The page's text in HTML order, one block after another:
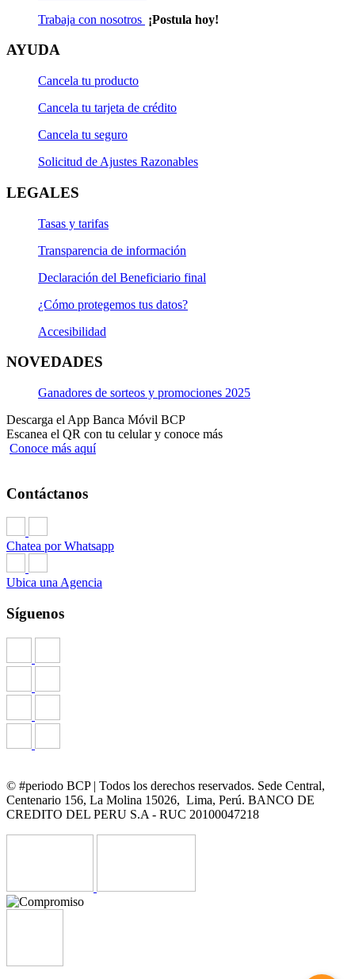
En 12 años
S/824.60
Ver detalle
En 16 años
S/824.60
Ver detalle
Trabaja con nosotros ¡Postula hoy!
AYUDA
Cancela tu producto
Cancela tu tarjeta de crédito
Cancela tu seguro
Solicitud de Ajustes Razonables
LEGALES
Tasas y tarifas
Transparencia de información
Declaración del Beneficiario final
¿Cómo protegemos tus datos?
Accesibilidad
NOVEDADES
Ganadores de sorteos y promociones 2025
Descarga el App Banca Móvil BCP
Escanea el QR con tu celular y conoce más
Conoce más aquí
Contáctanos
Chatea por Whatsapp
Ubica una Agencia
Síguenos
© #periodo BCP | Todos los derechos reservados. Sede Central,
Centenario 156, La Molina 15026, Lima, Perú. BANCO DE
CREDITO DEL PERU S.A - RUC 20100047218